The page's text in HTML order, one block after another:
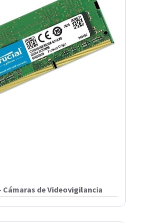
Cámaras de Videovigilancia